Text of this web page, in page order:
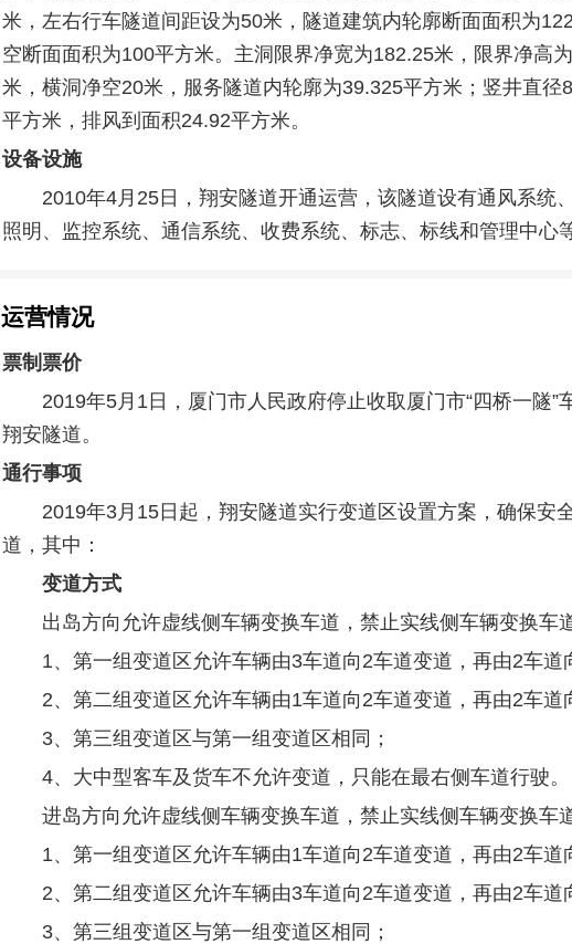
米，左右行车隧道间距设为50米，隧道建筑内轮廓断面面积为
空断面面积为100平方米。主洞限界净宽为182.25米，限界净高
米，横洞净空20米，服务隧道内轮廓为39.325平方米；竖井直径
平方米，排风到面积24.92平方米。
设备设施
2010年4月25日，翔安隧道开通运营，该隧道设有通风系统
照明、监控系统、通信系统、收费系统、标志、标线和管理中心
运营情况
票制票价
2019年5月1日，厦门市人民政府停止收取厦门市“四桥一隧”
翔安隧道。
通行事项
2019年3月15日起，翔安隧道实行变道区设置方案，确保安
道，其中：
变道方式
出岛方向允许虚线侧车辆变换车道，禁止实线侧车辆变换车
1、第一组变道区允许车辆由3车道向2车道变道，再由2车道
2、第二组变道区允许车辆由1车道向2车道变道，再由2车道
3、第三组变道区与第一组变道区相同；
4、大中型客车及货车不允许变道，只能在最右侧车道行驶。
进岛方向允许虚线侧车辆变换车道，禁止实线侧车辆变换车
1、第一组变道区允许车辆由1车道向2车道变道，再由2车道
2、第二组变道区允许车辆由3车道向2车道变道，再由2车道
3、第三组变道区与第一组变道区相同；